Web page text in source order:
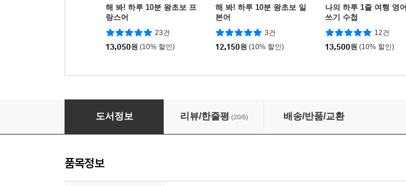
해 봐! 하루 10분 왕초보 프
랑스어
23건
13,050원 (10% 할인)
해 봐! 하루 10분 왕초보 일
본어
3건
12,150원 (10% 할인)
나의 하루 1줄 여행 영어
쓰기 수첩
12건
13,500원 (10% 할인)
해 봐! 하루 10분 왕초보 스페인어
도서정보 리뷰/한줄평 (20/6) 배송/반품/교환
품목정보